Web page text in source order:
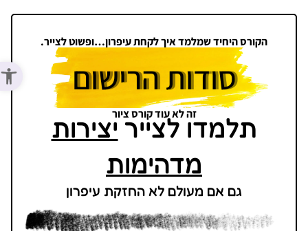
הקורס היחיד שמלמד איך לקחת עיפרון…ופשוט לצייר.
סודות הרישום
זה לא עוד קורס ציור
תלמדו לצייריצירות
מדהימות
גם אם מעולם לא החזקת עיפרון
פתח